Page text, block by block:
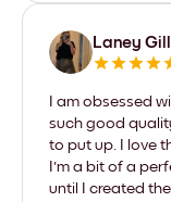
Laney Gill
I am obsessed
such good
to put up. I love
I'm a bit of a
until I created